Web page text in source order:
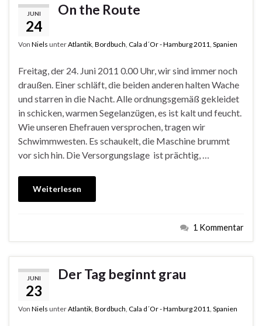
JUNI
24
On the Route
Von Niels unterAtlantik Bordbuch Cala d´Or - Hamburg 2011 Spanien
Freitag, der 24. Juni 2011 0.00 Uhr, wir sind immer noch
draußen. Einer schläft, die beiden anderen halten Wache
und starren in die Nacht. Alle ordnungsgemäß gekleidet
in schicken, warmen Segelanzügen, es ist kalt und feucht.
Wie unseren Ehefrauen versprochen, tragen wir
Schwimmwesten. Es schaukelt, die Maschine brummt
vor sich hin. Die Versorgungslage ist prächtig, …
Weiterlesen
1 Kommentar
JUNI
23
Der Tag beginnt grau
Von Niels unterAtlantik Bordbuch Cala d´Or - Hamburg 2011 Spanien